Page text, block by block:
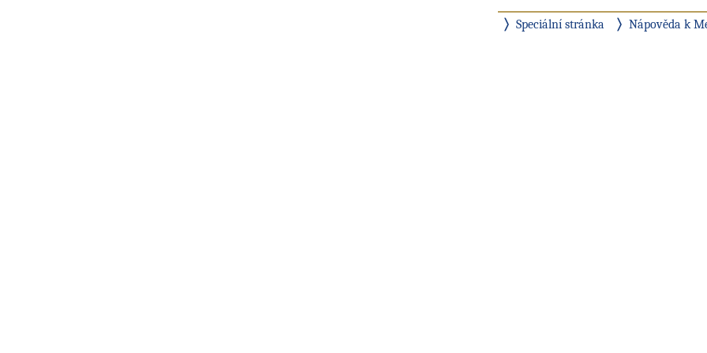
Speciální stránka Nápověda k